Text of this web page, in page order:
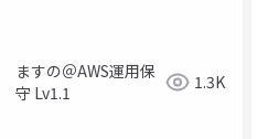
ますの＠AWS運用保
守 Lv1.1
1.3K